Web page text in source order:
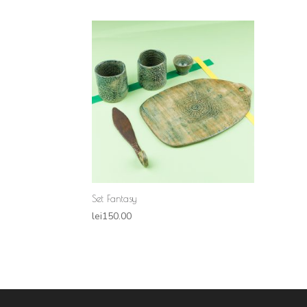
Set Fantasy
lei150.00